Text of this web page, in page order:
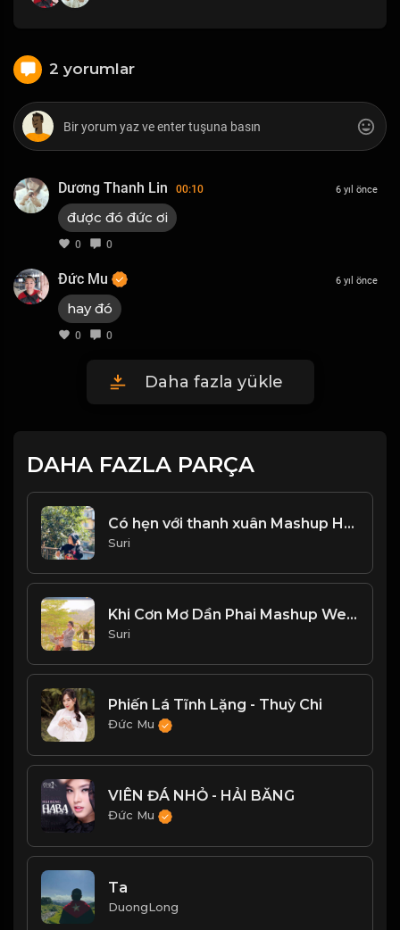
2 yorumlar
Dương Thanh Lin 00:10
được đó đức ơi
0 0
6 yıl önce
Đức Mu
hay đó
0 0
6 yıl önce
Daha fazla yükle
DAHA FAZLA PARÇA
Có hẹn với thanh xuân Mashup Haru Haru
Suri
Khi Cơn Mơ Dần Phai Mashup Wedding Dress
Suri
Phiến Lá Tĩnh Lặng - Thuỳ Chi
Đức Mu
VIÊN ĐÁ NHỎ - HẢI BĂNG
Đức Mu
Ta
DuongLong